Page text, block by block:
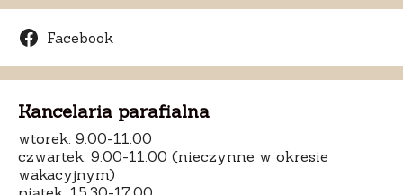
Facebook
Kancelaria parafialna
wtorek: 9:00-11:00
czwartek: 9:00-11:00 (nieczynne w okresie
wakacyjnym)